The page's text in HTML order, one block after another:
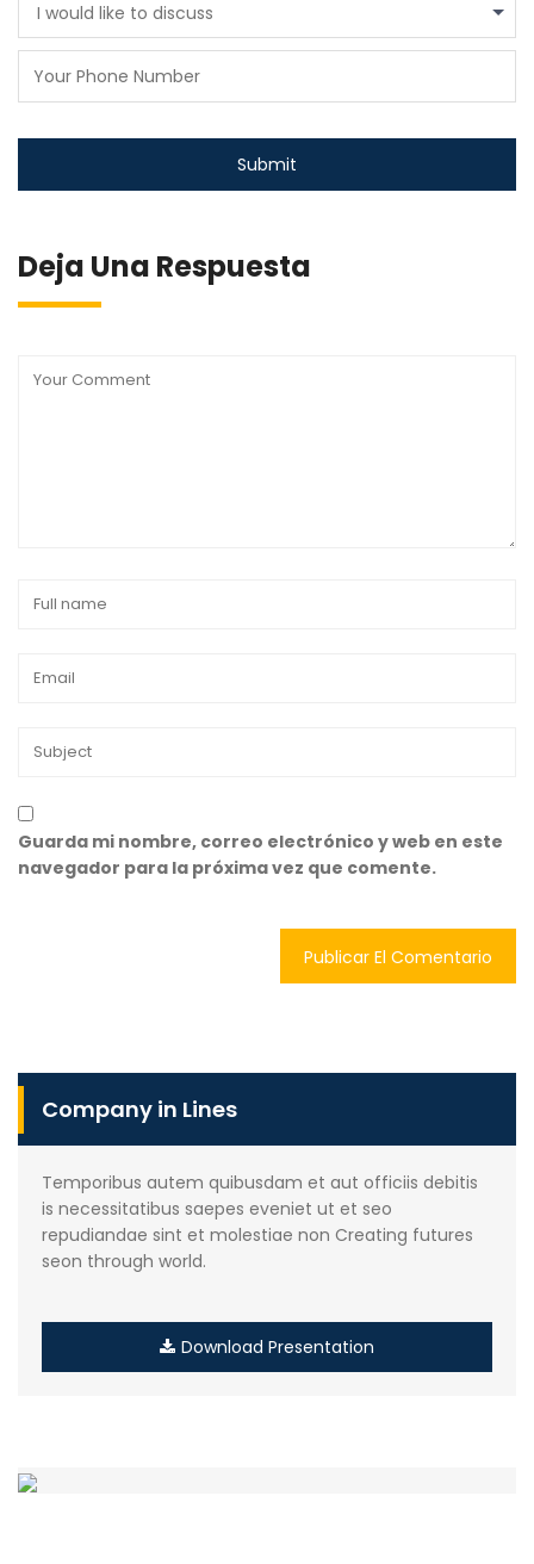
I would like to discuss
Deja Una Respuesta
Guarda mi nombre, correo electrónico y web en este
navegador para la próxima vez que comente.
Company in Lines
Temporibus autem quibusdam et aut officiis debitis
is necessitatibus saepes eveniet ut et seo
repudiandae sint et molestiae non Creating futures
seon through world.
Download Presentation